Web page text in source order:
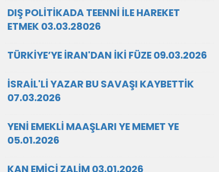
DIŞ POLİTİKADA TEENNİ İLE HAREKET
ETMEK 03.03.28026
TÜRKİYE’YE İRAN'DAN İKİ FÜZE 09.03.2026
İSRAİL'Lİ YAZAR BU SAVAŞI KAYBETTİK
07.03.2026
YENİ EMEKLİ MAAŞLARI YE MEMET YE
05.01.2026
KAN EMİCİ ZALİM 03.01.2026